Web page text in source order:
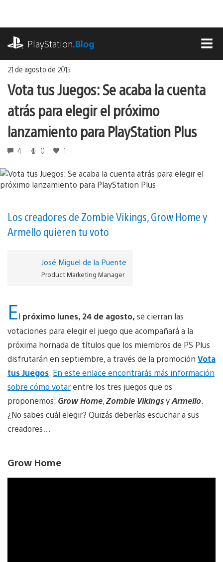
contenido
PlayStation.Blog
21 de agosto de 2015
Vota tus Juegos: Se acaba la cuenta
atrás para elegir el próximo
lanzamiento para PlayStation Plus
4 0 1
Los creadores de Zombie Vikings, Grow Home y
Armello quieren tu voto
José Miguel de la Puente
Product Marketing Manager
El próximo lunes, 24 de agosto, se cierran las
votaciones para elegir el juego que acompañará a la
próxima hornada de títulos que los miembros de PS Plus
disfrutarán en septiembre, a través de la promoción Vota
tus Juegos En este enlace encontrarás más información
sobre cómo votarentre los tres juegos que os
proponemos: Grow Home,Zombie VikingsyArmello
¿No sabes cuál elegir? Quizás deberías escuchar a sus
creadores…
Grow Home